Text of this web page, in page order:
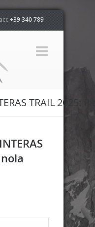
+39 340 789
TRAIL 2025: